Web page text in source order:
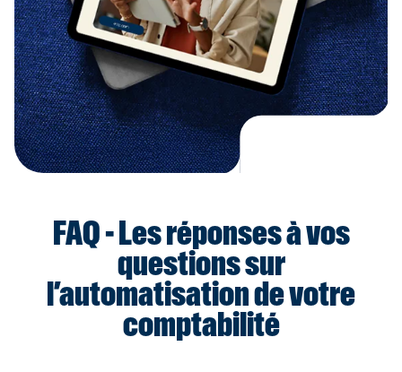
FAQ - Les réponses à vos
questions sur
l’automatisation de votre
comptabilité